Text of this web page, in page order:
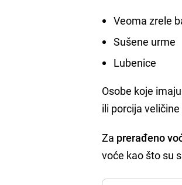
Veoma zrele
Sušene urme
Lubenice
Osobe koje
ili porcija
Za prerađeno
voće kao što su